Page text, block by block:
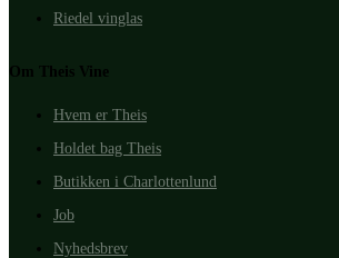
Riedel vinglas
Om Theis Vine
Hvem er Theis
Holdet bag Theis
Butikken i Charlottenlund
Job
Nyhedsbrev